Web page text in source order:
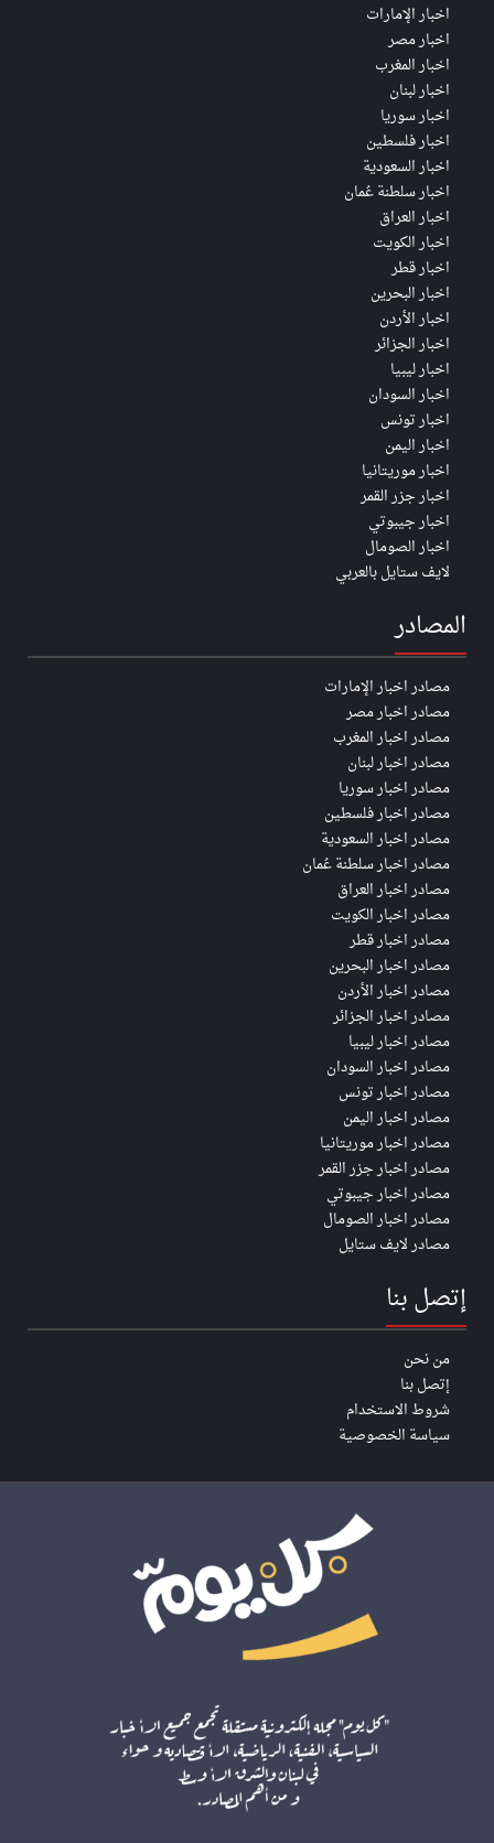
اخبار الإمارات
اخبار مصر
اخبار المغرب
اخبار لبنان
اخبار سوريا
اخبار فلسطين
اخبار السعودية
اخبار سلطنة عُمان
اخبار العراق
اخبار الكويت
اخبار قطر
اخبار البحرين
اخبار الأردن
اخبار الجزائر
اخبار ليبيا
اخبار السودان
اخبار تونس
اخبار اليمن
اخبار موريتانيا
اخبار جزر القمر
اخبار جيبوتي
اخبار الصومال
لايف ستايل بالعربي
المصادر
مصادر اخبار الإمارات
مصادر اخبار مصر
مصادر اخبار المغرب
مصادر اخبار لبنان
مصادر اخبار سوريا
مصادر اخبار فلسطين
مصادر اخبار السعودية
مصادر اخبار سلطنة عُمان
مصادر اخبار العراق
مصادر اخبار الكويت
مصادر اخبار قطر
مصادر اخبار البحرين
مصادر اخبار الأردن
مصادر اخبار الجزائر
مصادر اخبار ليبيا
مصادر اخبار السودان
مصادر اخبار تونس
مصادر اخبار اليمن
مصادر اخبار موريتانيا
مصادر اخبار جزر القمر
مصادر اخبار جيبوتي
مصادر اخبار الصومال
مصادر لايف ستايل
إتصل بنا
من نحن
إتصل بنا
شروط الاستخدام
سياسة الخصوصية